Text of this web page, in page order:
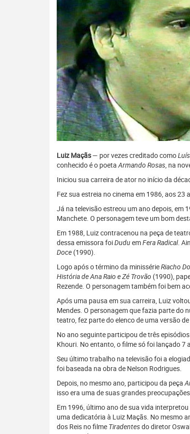
Luiz Maçãs— por vezes creditado como
conhecido é o poetaArmando Rosas, na
Iniciou sua carreira de ator no início da
Fez sua estreia no cinema em 1986, aos
Já na televisão estreou um ano depois, em
Manchete. O personagem teve um bom
Em 1988, Luiz contracenou na peça de
dessa emissora foiDuduemFera Radical.
Doce (1990).
Logo após o término da minissérieRiacho
História de Ana Raio e Zé Trovão (1990),
Rezende. O personagem também foi bem
Após uma pausa em sua carreira, Luiz
Mendes. O personagem que fazia parte do
teatro, fez parte do elenco de uma versão de
No ano seguinte participou de três
Khouri. No entanto, o filme só foi lançado 7
Seu último trabalho na televisão foi a
foi baseada na obra de Nelson Rodrigues.
Depois, no mesmo ano, participou da peça
isso era uma de suas grandes
Em 1996, último ano de sua vida
uma dedicatória à Luiz Maçãs. No mesmo
dos Reis no filme Tiradentesdo diretor